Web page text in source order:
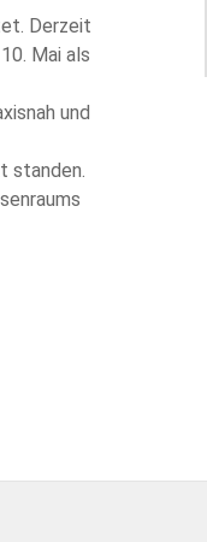
Derzeit
Mai als
und
standen.